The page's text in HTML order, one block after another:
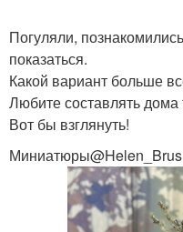
Погуляли,
показаться.
Какой вариант больше
Любите составлять дома
Вот бы взглянуть!